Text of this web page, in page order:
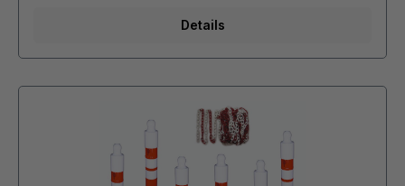
Schilder, Hinweistafeln siehe Zubehör
Details